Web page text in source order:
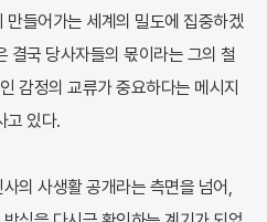
만들어가는 세계의 밀도에 집중하겠
결국 당사자들의 몫이라는 그의 철
감정의 교류가 중요하다는 메시지
고 있다.
의 사생활 공개라는 측면을 넘어,